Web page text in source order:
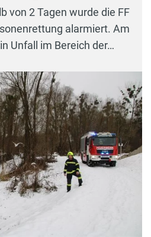
von 2 Tagen wurde die FF
alarmiert. Am
Unfall im Bereich der…